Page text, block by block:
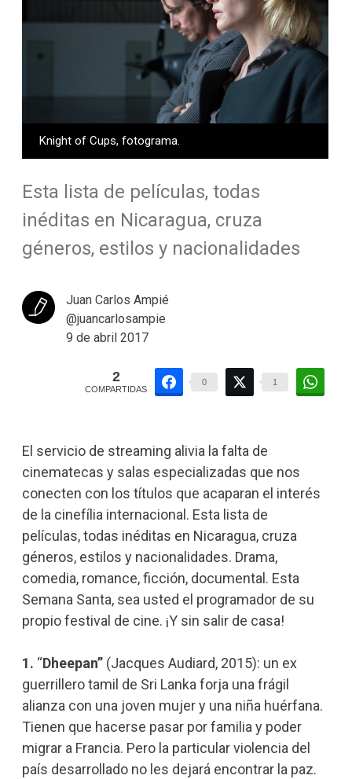
Knight of Cups, fotograma.
Esta lista de películas, todas
inéditas en Nicaragua, cruza
géneros, estilos y nacionalidades
Juan Carlos Ampié
@juancarlosampie
9 de abril 2017
2
COMPARTIDAS
0 1
El servicio de streaming alivia la falta de
cinematecas y salas especializadas que nos
conecten con los títulos que acaparan el interés
de la cinefília internacional. Esta lista de
películas, todas inéditas en Nicaragua, cruza
géneros, estilos y nacionalidades. Drama,
comedia, romance, ficción, documental. Esta
Semana Santa, sea usted el programador de su
propio festival de cine. ¡Y sin salir de casa!
1. “Dheepan” (Jacques Audiard, 2015): un ex
guerrillero tamil de Sri Lanka forja una frágil
alianza con una joven mujer y una niña huérfana.
Tienen que hacerse pasar por familia y poder
migrar a Francia. Pero la particular violencia del
país desarrollado no les dejará encontrar la paz.